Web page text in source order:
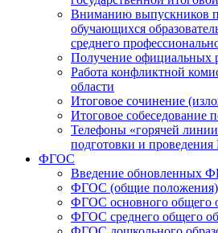
Вниманию выпускников
обучающихся
среднего
Получение официальных
Работа конфликтной
области
Итоговое сочинение
Итоговое собеседование
Телефоны «горячей
подготовки и
ФГОС
Введение
ФГОС (общие положения)
ФГОС основного общего
ФГОС среднего общего